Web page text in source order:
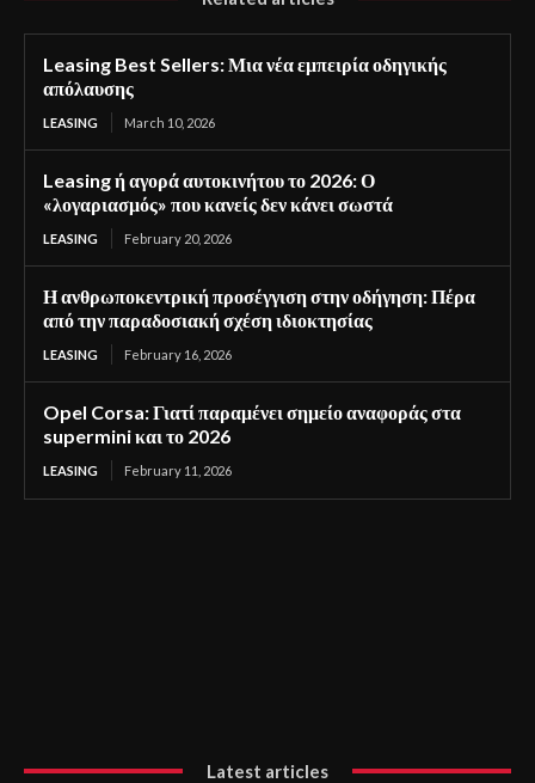
Leasing Best Sellers: Μια νέα εμπειρία οδηγικής
απόλαυσης
LEASING March 10, 2026
Leasing ή αγορά αυτοκινήτου το 2026: Ο
«λογαριασμός» που κανείς δεν κάνει σωστά
LEASING February 20, 2026
Η ανθρωποκεντρική προσέγγιση στην οδήγηση: Πέρα
από την παραδοσιακή σχέση ιδιοκτησίας
LEASING February 16, 2026
Opel Corsa: Γιατί παραμένει σημείο αναφοράς στα
supermini και το 2026
LEASING February 11, 2026
Latest articles